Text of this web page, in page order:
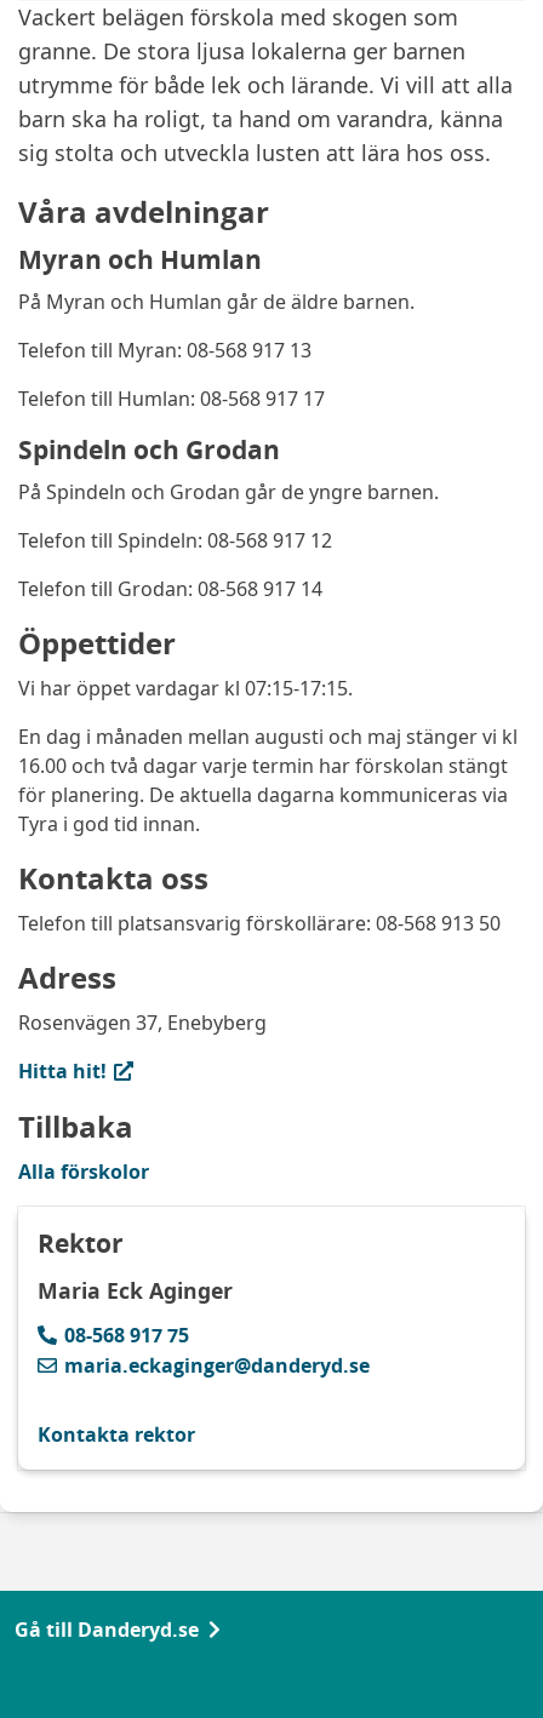
Vackert belägen förskola med skogen som
granne. De stora ljusa lokalerna ger barnen
utrymme för både lek och lärande. Vi vill att alla
barn ska ha roligt, ta hand om varandra, känna
sig stolta och utveckla lusten att lära hos oss.
Våra avdelningar
Myran och Humlan
På Myran och Humlan går de äldre barnen.
Telefon till Myran: 08-568 917 13
Telefon till Humlan: 08-568 917 17
Spindeln och Grodan
På Spindeln och Grodan går de yngre barnen.
Telefon till Spindeln: 08-568 917 12
Telefon till Grodan: 08-568 917 14
Öppettider
Vi har öppet vardagar kl 07:15-17:15.
En dag i månaden mellan augusti och maj stänger vi kl
16.00 och två dagar varje termin har förskolan stängt
för planering. De aktuella dagarna kommuniceras via
Tyra i god tid innan.
Kontakta oss
Telefon till platsansvarig förskollärare: 08-568 913 50
Adress
Rosenvägen 37, Enebyberg
Hitta hit!
(extern länk, öppnas i ny flik)
Tillbaka
Alla förskolor
Rektor
Maria Eck Aginger
08-568 917 75
maria.eckaginger@danderyd.se
Kontakta rektor
Gå till Danderyd.se